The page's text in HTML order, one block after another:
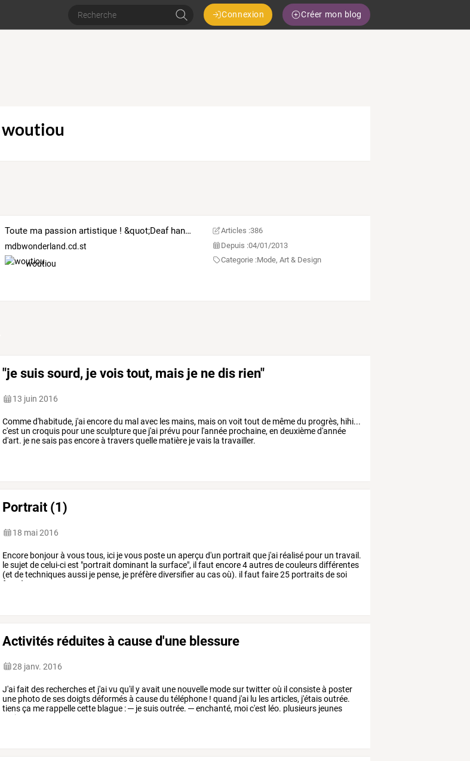
Connexion Créer mon blog
woutiou
Toute ma passion artistique ! &quot;Deaf handle&quot;, L.Mathilde (2012-2016)
mdbwonderland.cd.st
woutiou
Articles :386
Depuis :04/01/2013
Categorie :Mode, Art & Design
"je suis sourd, je vois tout, mais je ne dis rien"
13 juin 2016
Comme d'habitude, j'ai encore du mal avec les mains, mais on voit tout de même du progrès, hihi...
c'est un croquis pour une sculpture que j'ai prévu pour l'année prochaine, en deuxième d'année
d'art. je ne sais pas encore à travers quelle matière je vais la travailler.
Portrait (1)
18 mai 2016
Encore bonjourà voustous, ici jevous poste un aperçu d'un portrait que j'ai réalisé pour un travail.
lesujet decelui-ciest "portrait dominant la surface", il faut encore4autresdecouleursdifférentes
(et detechniquesaussi je pense, je préfèrediversifierau casoù). il faut faire25 portraitsdesoi
face
à
Activités réduites à cause d'une blessure
28 janv. 2016
J'aifait des rechercheset j'aivu qu'il yavait une nouvelle modesurtwitteroù il consisteà poster
une photodesesdoigtsdéformésà causedu téléphone ! quand j'ai lu lesarticles, j'étaisoutrée.
tiensça me rappellecette blague :─ jesuisoutrée. ─enchanté, moic'est léo. plusieurs jeunes
maintenant